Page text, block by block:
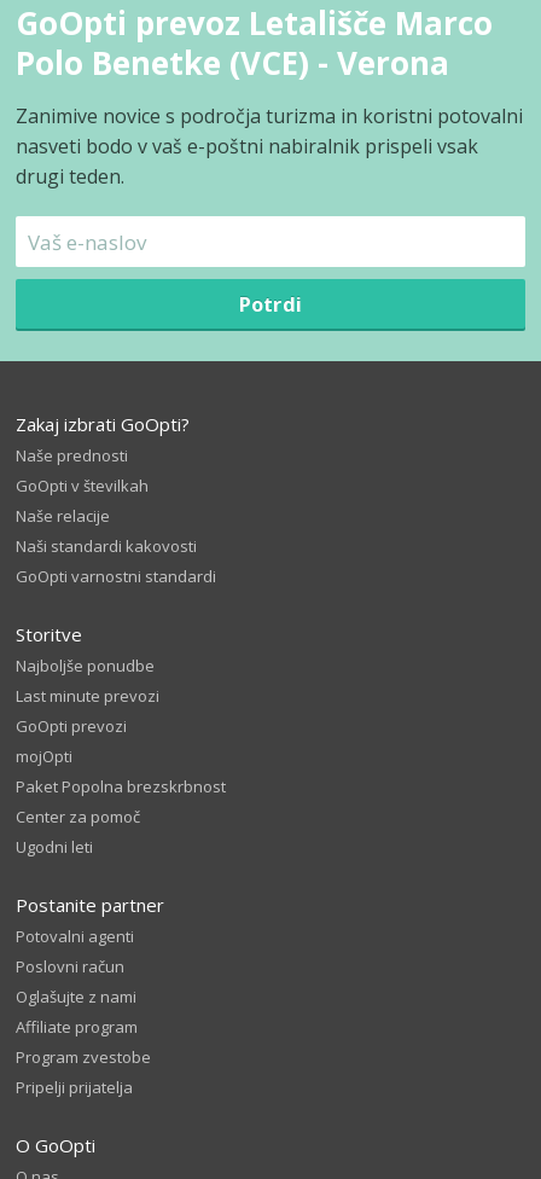
GoOpti prevoz Letališče Marco
Polo Benetke (VCE) - Verona
Zanimive novice s področja turizma in koristni potovalni
nasveti bodo v vaš e-poštni nabiralnik prispeli vsak
drugi teden.
Potrdi
Zakaj izbrati GoOpti?
Naše prednosti
GoOpti v številkah
Naše relacije
Naši standardi kakovosti
GoOpti varnostni standardi
Storitve
Najboljše ponudbe
Last minute prevozi
GoOpti prevozi
mojOpti
Paket Popolna brezskrbnost
Center za pomoč
Ugodni leti
Postanite partner
Potovalni agenti
Poslovni račun
Oglašujte z nami
Affiliate program
Program zvestobe
Pripelji prijatelja
O GoOpti